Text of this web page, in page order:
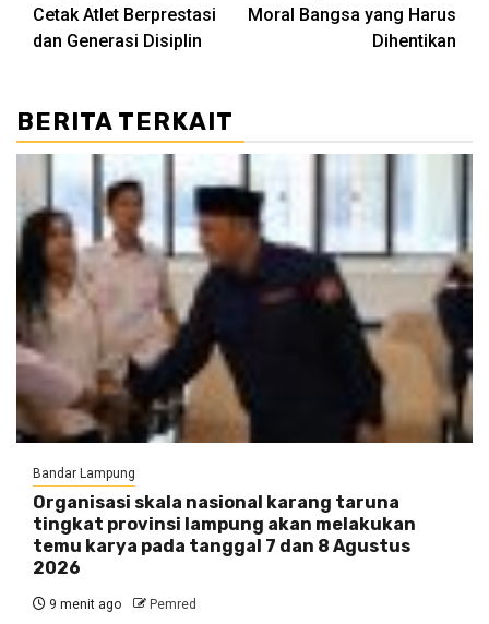
Cetak Atlet Berprestasi
dan Generasi Disiplin
Moral Bangsa yang Harus
Dihentikan
BERITA TERKAIT
Bandar Lampung
Organisasi skala nasional karang taruna
tingkat provinsi lampung akan melakukan
temu karya pada tanggal 7 dan 8 Agustus
2026
9 menit ago Pemred